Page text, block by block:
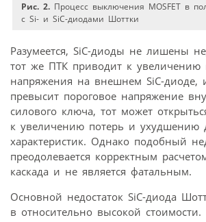
Рис. 2. Процесс выключения MOSFET в
с Si- и SiC-диодами Шоттки
Разумеется, SiC-диоды не лишены
тот же ПТК приводит к увеличению
напряжения на внешнем SiC-диоде,
превысит пороговое напряжение
силового ключа, тот может
к увеличению потерь и ухудшению
характеристик. Однако подобный
преодолевается корректным
каскада и не является фатальным.
Основной недостаток SiC-диода
в относительно высокой стоимости.